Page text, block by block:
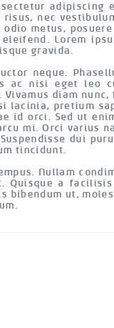
nec
metus,
Lorem
gravida.
neque.
ac nisi eget leo
diam
lacinia, pretium
id orci. Sed ut
mi. Orci varius
dui
tincidunt.
Nullam
a facilisis
bibendum ut,